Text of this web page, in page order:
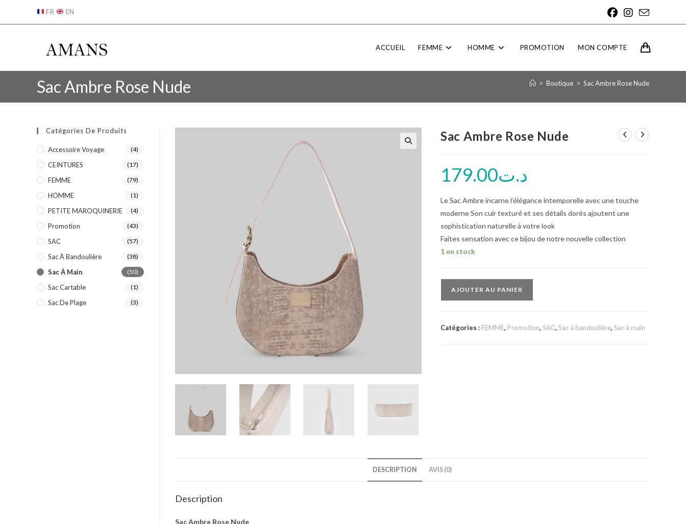
FR EN
ACCUEIL FEMME HOMME PROMOTION MON COMPTE
Sac Ambre Rose Nude > Boutique > Sac Ambre Rose Nude
Sac Ambre Rose Nude
د.ت179.00
Le Sac Ambre incarne l’élégance intemporelle avec une touche
moderne Son cuir texturé et ses détails dorés ajoutent une
sophistication naturelle à votre look
Faites sensation avec ce bijou de notre nouvelle collection
1 en stock
AJOUTER AU PANIER
Catégories : FEMME, Promotion,SAC,Sac à bandoulière,Sac à main
DESCRIPTION AVIS (0)
Description
Sac Ambre Rose Nude
Catégories De Produits
Accessoire Voyage (4)
CEINTURES (17)
FEMME (79)
HOMME (1)
PETITE MAROQUINERIE (4)
Promotion (43)
SAC (57)
Sac À Bandoulière (38)
Sac À Main (50)
Sac Cartable (1)
Sac De Plage (3)